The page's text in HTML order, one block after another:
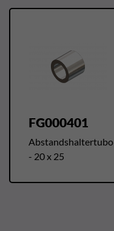
FG000401
Abstandshaltertubo
- 20 x 25